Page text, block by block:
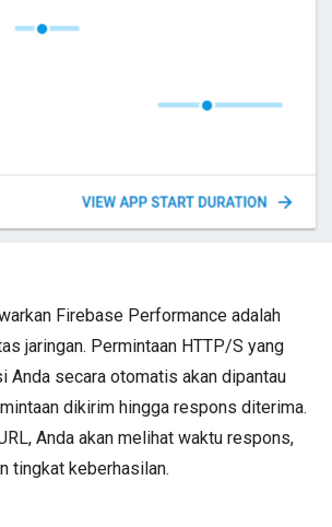
Firebase Performance adalah
jaringan. Permintaan HTTP/S yang
Anda secara otomatis akan dipantau
dikirim hingga respons diterima.
Anda akan melihat waktu respons,
tingkat keberhasilan.